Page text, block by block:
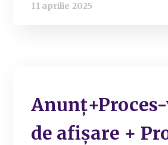
11 aprilie 2025
de afișare +